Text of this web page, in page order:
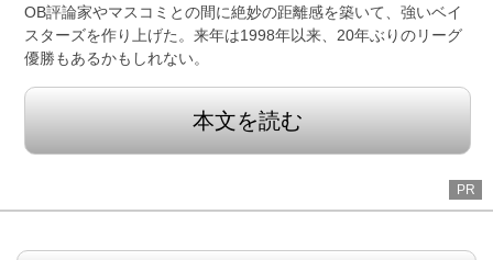
OB評論家やマスコミとの間に絶妙の距離感を築いて、強いベイ
スターズを作り上げた。来年は1998年以来、20年ぶりのリーグ
優勝もあるかもしれない。
本文を読む
PR